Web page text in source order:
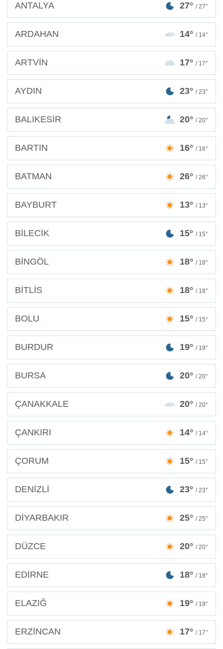
ANTALYA 27° / 27°
ARDAHAN 14° / 14°
ARTVİN 17° / 17°
AYDIN 23° / 23°
BALIKESİR 20° / 20°
BARTIN 16° / 16°
BATMAN 26° / 26°
BAYBURT 13° / 13°
BİLECİK 15° / 15°
BİNGÖL 18° / 18°
BİTLİS 18° / 18°
BOLU 15° / 15°
BURDUR 19° / 19°
BURSA 20° / 20°
ÇANAKKALE 20° / 20°
ÇANKIRI 14° / 14°
ÇORUM 15° / 15°
DENİZLİ 23° / 23°
DİYARBAKIR 25° / 25°
DÜZCE 20° / 20°
EDİRNE 18° / 18°
ELAZIĞ 19° / 19°
ERZİNCAN 17° / 17°